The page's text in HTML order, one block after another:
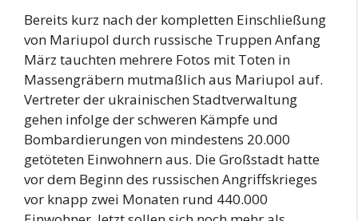
Bereits kurz nach der kompletten Einschließung
von Mariupol durch russische Truppen Anfang
März tauchten mehrere Fotos mit Toten in
Massengräbern mutmaßlich aus Mariupol auf.
Vertreter der ukrainischen Stadtverwaltung
gehen infolge der schweren Kämpfe und
Bombardierungen von mindestens 20.000
getöteten Einwohnern aus. Die Großstadt hatte
vor dem Beginn des russischen Angriffskrieges
vor knapp zwei Monaten rund 440.000